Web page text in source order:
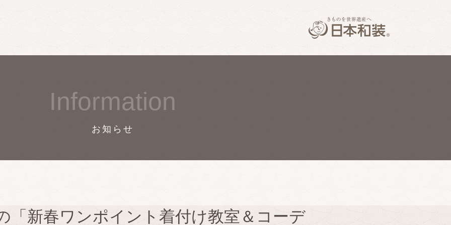
Information
お知らせ
「新春ワンポイント着付け教室＆コーデ